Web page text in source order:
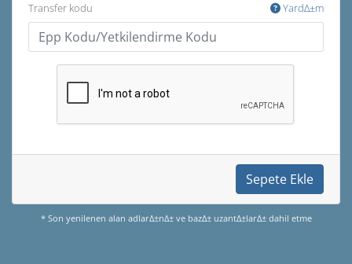
Transfer kodu YardΔ±m
Sepete Ekle
* Son yenilenen alan adlarΔ±nΔ± ve bazΔ± uzantΔ±larΔ± dahil etme